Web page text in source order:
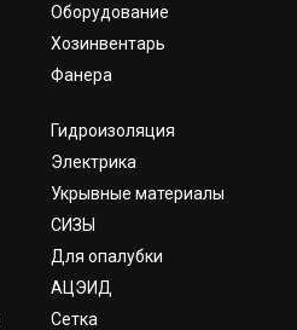
Оборудование
Хозинвентарь
Фанера
Гидроизоляция
Электрика
Укрывные материалы
СИЗЫ
Для опалубки
АЦЭИД
Сетка